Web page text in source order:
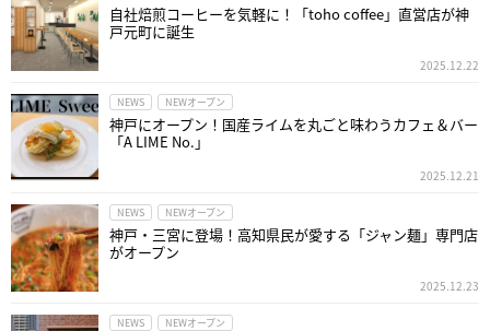
自社焙煎コーヒーを気軽に！「toho coffee」直営店が神
戸元町に誕生
2025.12.22
NEWS NEWオープン
神戸にオープン！国産ライムを丸ごと味わうカフェ＆バー
「A LIME No.」
2025.12.21
NEWS NEWオープン
神戸・三宮に登場！高知県民が愛する「ジャン麺」専門店
がオープン
2025.12.23
NEWS NEWオープン